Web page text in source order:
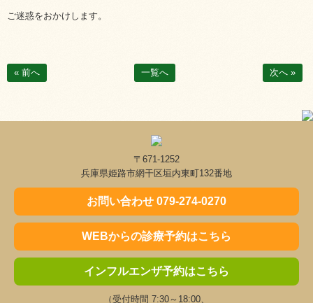
ご迷惑をおかけします。
« 前へ 一覧へ 次へ »
〒671-1252
兵庫県姫路市網干区垣内東町132番地
お問い合わせ 079-274-0270
WEBからの診療予約はこちら
インフルエンザ予約はこちら
（受付時間 7:30～18:00、